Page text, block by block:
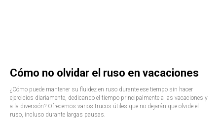
Cómo no olvidar el ruso en vacaciones
¿Cómo puede mantener su fluidez en ruso durante ese tiempo sin hacer
ejercicios diariamente, dedicando el tiempo principalmente a las vacaciones y
a la diversión? Ofrecemos varios trucos útiles que no dejarán que olvide el
ruso, incluso durante largas pausas.